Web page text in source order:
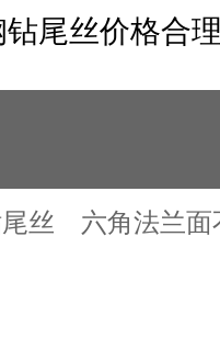
尾丝价格合
丝 六角法兰